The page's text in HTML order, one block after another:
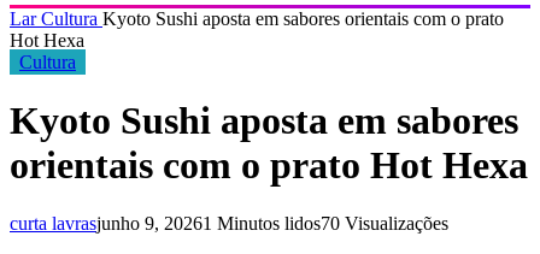
LarCultura Kyoto Sushi aposta em sabores orientais com o prato
Hot Hexa
Cultura
Kyoto Sushi aposta em sabores
orientais com o prato Hot Hexa
curta lavrasjunho 9, 20261 Minutos lidos70 Visualizações